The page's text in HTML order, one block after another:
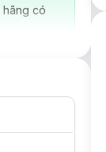
hãng có